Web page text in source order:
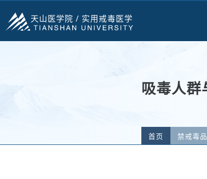
天山医学院 / 实用戒毒医学
吸毒人群
首页 禁戒毒品